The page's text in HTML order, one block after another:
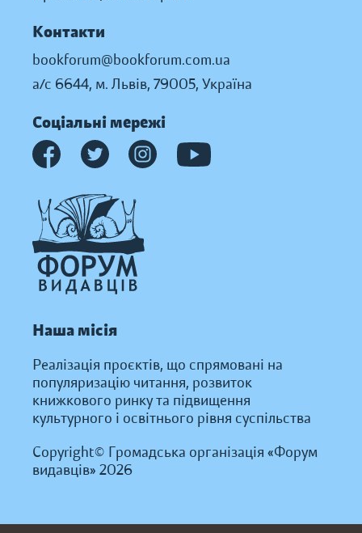
Контакти
bookforum@bookforum.com.ua
а/с 6644, м. Львів, 79005, Україна
Соціальні мережі
Наша місія
Реалізація проєктів, що спрямовані на
популяризацію читання, розвиток
книжкового ринку та підвищення
культурного і освітнього рівня суспільства
Copyright© Громадська організація «Форум
видавців» 2026